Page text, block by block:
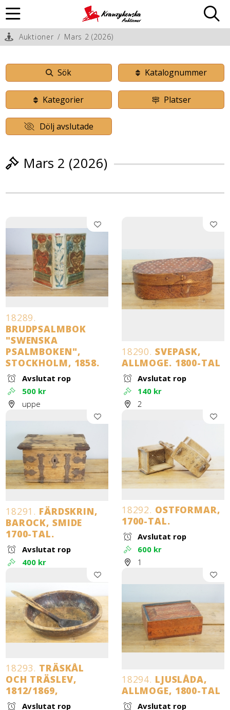
Auktioner / Mars 2 (2026)
Sök Katalognummer
Kategorier Platser
Dölj avslutade
Mars 2 (2026)
18289.
BRUDPSALMBOK
"SWENSKA
PSALMBOKEN",
STOCKHOLM, 1858.
Avslutat rop
500 kr
uppe
18290. SVEPASK,
ALLMOGE. 1800-TAL
Avslutat rop
140 kr
2
18291. FÄRDSKRIN,
BAROCK, SMIDE
1700-TAL.
Avslutat rop
400 kr
18292. OSTFORMAR,
1700-TAL.
Avslutat rop
600 kr
1
18293. TRÄSKÅL
OCH TRÄSLEV,
1812/1869,
Avslutat rop
18294. LJUSLÅDA,
ALLMOGE, 1800-TAL
Avslutat rop